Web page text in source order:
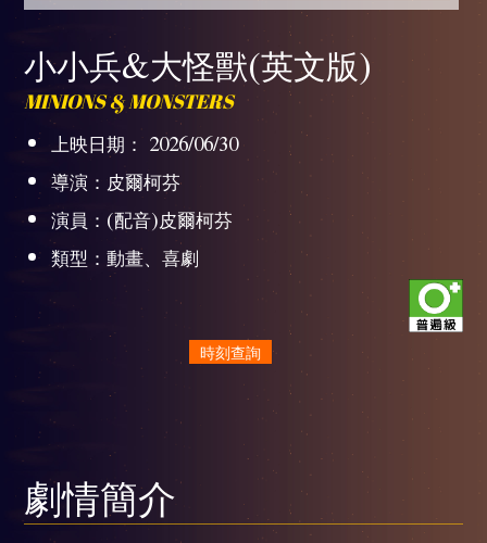
小小兵&大怪獸(英文版)
MINIONS & MONSTERS
上映日期： 2026/06/30
導演：皮爾柯芬
演員：(配音)皮爾柯芬
類型：動畫、喜劇
時刻查詢
劇情簡介